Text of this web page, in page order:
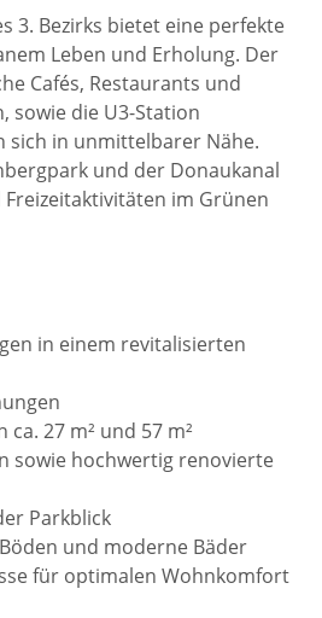
3. Bezirks bietet eine perfekte
Leben und Erholung. Der
Cafés, Restaurants und
sowie die U3-Station
sich in unmittelbarer Nähe.
und der Donaukanal
Freizeitaktivitäten im Grünen
in einem revitalisierten
27 m² und 57 m²
sowie hochwertig renovierte
Parkblick
und moderne Bäder
für optimalen Wohnkomfort